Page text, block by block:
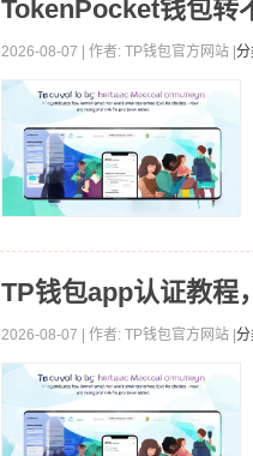
TokenPocket钱包转
2026-08-07 | 作者: TP钱包官方网站 |
TP钱包app认证教程
2026-08-07 | 作者: TP钱包官方网站 |